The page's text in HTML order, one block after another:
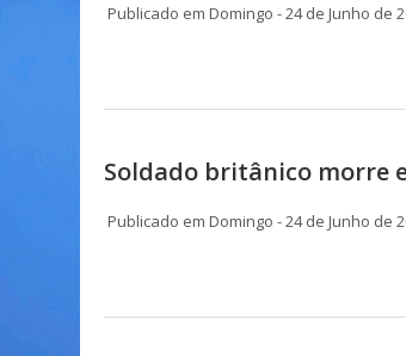
Publicado em Domingo - 24 de Junho de
Soldado britânico morre
Publicado em Domingo - 24 de Junho de